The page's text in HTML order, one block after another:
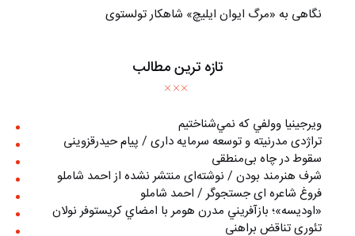
نگاهی به «مرگ ايوان ايليچ» شاهکار تولستوی
تازه ترین مطالب
ويرجينيا وولفي كه نمي‌شناختيم
تراژدی مدرنیته و توسعه سرمایه داری / پیام حیدرقزوینی
سقوط در چاه بی‌منطقی
شرف هنرمند بودن / نوشته‌ای منتشر نشده از احمد شاملو
فروغ شاعره ای جستجوگر / احمد شاملو
«اوديسه»؛ بازآفريني مدرن هومر با امضاي كريستوفر نولان
تئوری تناقض براهنی